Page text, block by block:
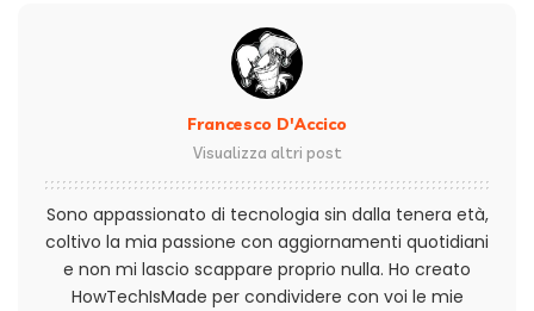
Francesco D'Accico
Visualizza altri post
Sono appassionato di tecnologia sin dalla tenera età,
coltivo la mia passione con aggiornamenti quotidiani
e non mi lascio scappare proprio nulla. Ho creato
HowTechIsMade per condividere con voi le mie